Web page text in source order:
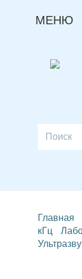
МЕНЮ
Главная
кГц